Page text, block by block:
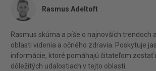
Rasmus Adeltoft
Rasmus skúma a píše o najnovších trendoch
oblasti videnia a očného zdravia. Poskytuje
informácie, ktoré pomáhajú čitateľom zostať
dôležitých udalostiach v tejto oblasti.